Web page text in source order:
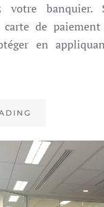
votre
carte de
en